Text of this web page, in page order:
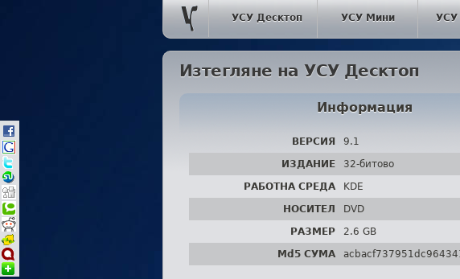
УСУ Десктоп УСУ Мини УСУ
Изтегляне на УСУ Десктоп
Информация
ВЕРСИЯ
9.1
ИЗДАНИЕ
32-битово
РАБОТНА СРЕДА
KDE
НОСИТЕЛ
DVD
РАЗМЕР
2.6 GB
Md5 СУМА